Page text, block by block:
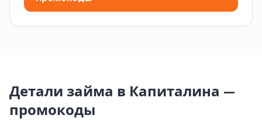
Детали займа в Капиталина —
промокоды